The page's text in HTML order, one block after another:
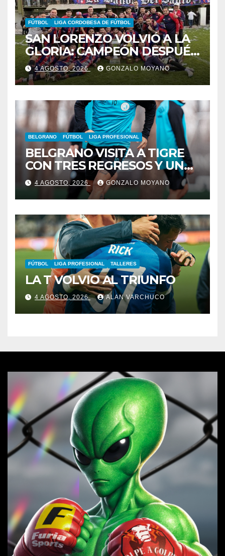
FÚTBOL LIGA CORDOBESA DE FÚTBOL
SAN LORENZO VOLVIÓ A LA
GLORIA: CAMPEÓN DESPUÉS
DE 42 AÑOS
4 AGOSTO, 2026 GONZALO MOYANO
BELGRANO FÚTBOL LIGA PROFESIONAL
BELGRANO VISITA A TIGRE
CON TRES REGRESOS Y UNA
BAJA OBLIGADA
4 AGOSTO, 2026 GONZALO MOYANO
FÚTBOL LIGA PROFESIONAL TALLERES
LA T VOLVIO AL TRIUNFO
4 AGOSTO, 2026 ALAN VARCHUCO